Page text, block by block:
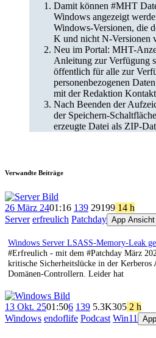
Damit können #MHT
Windows angezeigt
Windows-Versionen, die
K und nicht N-Versionen
Neu im Portal: MHT-
Anleitung zur Verfügung
öffentlich für alle zur
personenbezogenen
mit der Redaktion
Nach Beenden der
der Speichern-
erzeugte Datei als ZIP-
Verwandte Beiträge
26 März 2401:16 139 29199 14 h
Server erfreulich Patchday App Ansicht
Windows Server LSASS-Memory-Leak
#Erfreulich - mit dem #Patchday März
kritische Sicherheitslücke in der
Domänen-Controllern. Leider hat
13 Okt. 2501:506 139 5.3K305 2 h
Windows endoflife Podcast Win11